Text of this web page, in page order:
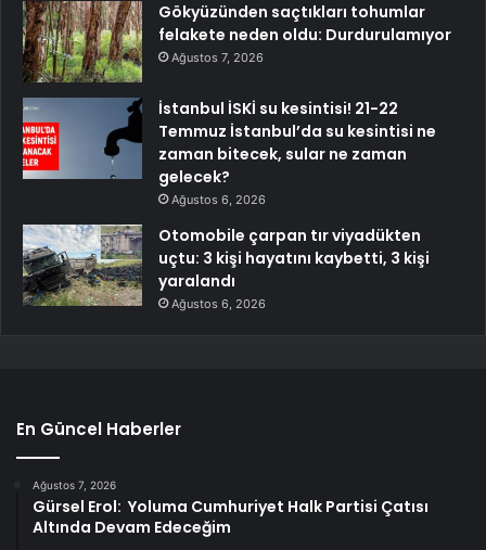
Gökyüzünden saçtıkları tohumlar
felakete neden oldu: Durdurulamıyor
Ağustos 7, 2026
İstanbul İSKİ su kesintisi! 21-22
Temmuz İstanbul’da su kesintisi ne
zaman bitecek, sular ne zaman
gelecek?
Ağustos 6, 2026
Otomobile çarpan tır viyadükten
uçtu: 3 kişi hayatını kaybetti, 3 kişi
yaralandı
Ağustos 6, 2026
En Güncel Haberler
Ağustos 7, 2026
Gürsel Erol: Yoluma Cumhuriyet Halk Partisi Çatısı
Altında Devam Edeceğim